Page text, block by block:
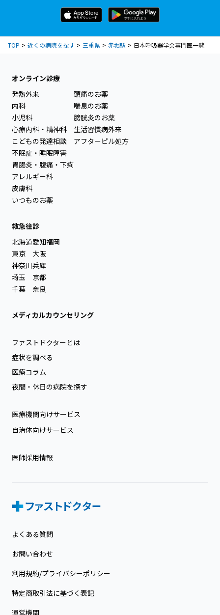
TOP 近くの病院を探す 三重県 赤堀駅 日本呼吸器学会専門医一覧
オンライン診療
発熱外来
内科
小児科
心療内科・精神科
こどもの発達相談
不眠症・睡眠障害
胃腸炎・腹痛・下痢
アレルギー科
皮膚科
いつものお薬
頭痛のお薬
喘息のお薬
膀胱炎のお薬
生活習慣病外来
アフターピル処方
救急往診
北海道
東京
神奈川
埼玉
千葉
愛知
大阪
兵庫
京都
奈良
福岡
メディカルカウンセリング
ファストドクターとは
症状を調べる
医療コラム
夜間・休日の病院を探す
医療機関向けサービス
自治体向けサービス
医師採用情報
よくある質問
お問い合わせ
利用規約/プライバシーポリシー
特定商取引法に基づく表記
運営機関